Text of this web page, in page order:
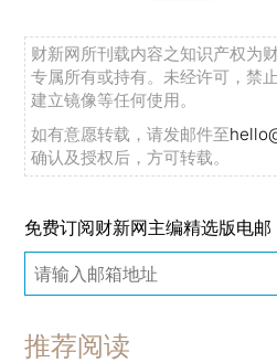
财新网所刊载内容之知识产权为
专属所有或持有。未经许可，禁
建立镜像等任何使用。
如有意愿转载，请发邮件至
确认及授权后，方可转载。
免费订阅财新网主编精选版电邮
推荐阅读